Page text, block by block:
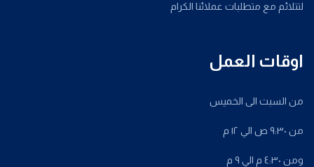
لتتلائم مع متطلبات عملائنا الكرام
اوقات العمل
من السبت الى الخميس
من ٩:٣٠ ص الي ١٢ م
ومن ٤:٣٠ م الي ٩ م